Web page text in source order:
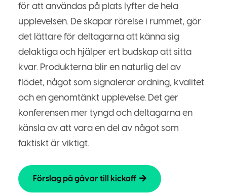
för att användas på plats lyfter de hela
upplevelsen. De skapar rörelse i rummet, gör
det lättare för deltagarna att känna sig
delaktiga och hjälper ert budskap att sitta
kvar. Produkterna blir en naturlig del av
flödet, något som signalerar ordning, kvalitet
och en genomtänkt upplevelse. Det ger
konferensen mer tyngd och deltagarna en
känsla av att vara en del av något som
faktiskt är viktigt.
Förslag på gåvor till kickoff